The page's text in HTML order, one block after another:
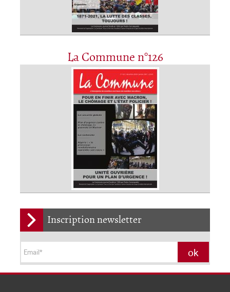
La Commune n°126
Inscription newsletter